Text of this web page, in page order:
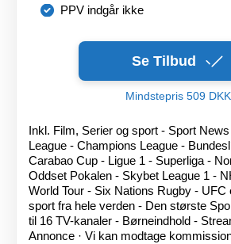
PPV indgår ikke
Se Tilbud
Mindstepris 509 DKK
Inkl. Film, Serier og sport - Sport
League - Champions League -
Carabao Cup - Ligue 1 - Superliga -
Oddset Pokalen - Skybet League 1 -
World Tour - Six Nations Rugby - UFC
sport fra hele verden - Den største
til 16 TV-kanaler - Børneindhold -
Annonce · Vi kan modtage